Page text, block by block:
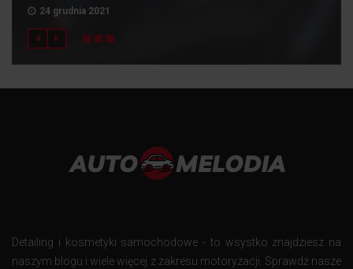
24 grudnia 2021
Detailing i kosmetyki samochodowe - to wsystko znajdziesz na
naszym blogu i wiele więcej z zakresu motoryzacji. Sprawdź nasze